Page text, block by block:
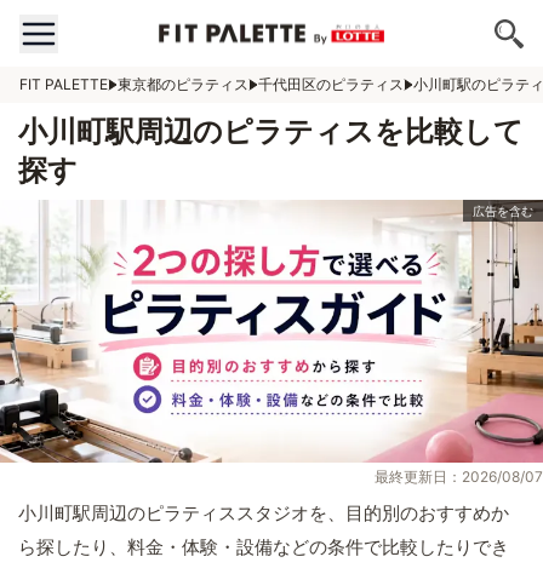
FIT PALETTE 東京都のピラティス 千代田区のピラティス 小川町駅のピラテ
小川町駅周辺のピラティスを比較して
探す
最終更新日：2026/08/07
小川町駅周辺のピラティススタジオを、目的別のおすすめか
ら探したり、料金・体験・設備などの条件で比較したりでき